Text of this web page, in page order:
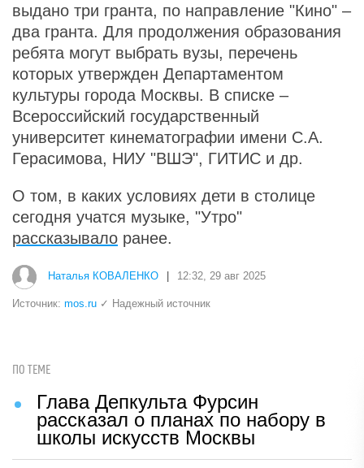
выдано три гранта, по направление "Кино" –
два гранта. Для продолжения образования
ребята могут выбрать вузы, перечень
которых утвержден Департаментом
культуры города Москвы. В списке –
Всероссийский государственный
университет кинематографии имени С.А.
Герасимова, НИУ "ВШЭ", ГИТИС и др.
О том, в каких условиях дети в столице
сегодня учатся музыке, "Утро"
рассказывало ранее.
Наталья КОВАЛЕНКО 12:32, 29 авг 2025
Источник: mos.ru ✓ Надежный источник
ПО ТЕМЕ
Глава Депкульта Фурсин
рассказал о планах по набору в
школы искусств Москвы